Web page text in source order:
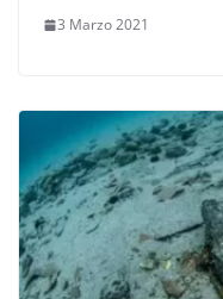
3 Marzo 2021